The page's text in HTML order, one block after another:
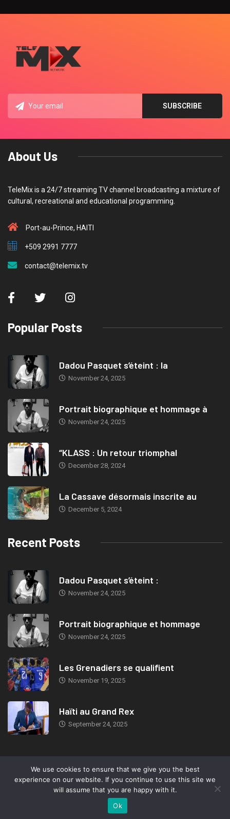
About Us
TeleMix is a 24/7 streaming TV channel broadcasting a mixture of
cultural, recreational and educational programming.
Port-au-Prince, HAITI
+509 2991 7777
contact@telemix.tv
Popular Posts
Dadou Pasquet s’éteint : la
November 24, 2025
Portrait biographique et hommage à
November 24, 2025
“KLASS : Un retour triomphal
December 28, 2024
La Cassave désormais inscrite au
December 5, 2024
Recent Posts
Dadou Pasquet s’éteint :
November 24, 2025
Portrait biographique et hommage
November 24, 2025
Les Grenadiers se qualifient
November 19, 2025
Haïti au Grand Rex
September 24, 2025
© 2019, TeleMIX Haiti- All rights reserved. Webdesign: Marc-Eden
Jeudy.
We use cookies to ensure that we give you the best
experience on our website. If you continue to use this site we
will assume that you are happy with it.
Ok